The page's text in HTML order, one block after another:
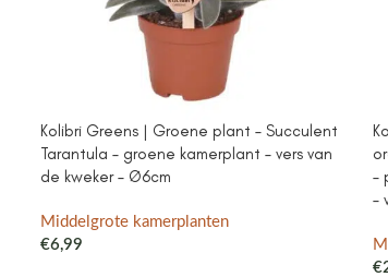
Kolibri Greens | Groene plant – Succulent
Tarantula – groene kamerplant – vers van
de kweker – Ø6cm
Middelgrote kamerplanten
€6,99
–
–
€